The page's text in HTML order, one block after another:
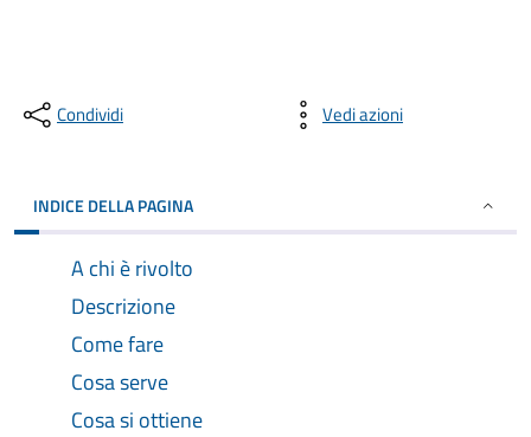
Condividi Vedi azioni
INDICE DELLA PAGINA
A chi è rivolto
Descrizione
Come fare
Cosa serve
Cosa si ottiene